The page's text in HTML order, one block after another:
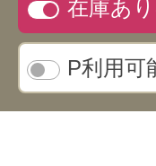
在庫あ
P利用可